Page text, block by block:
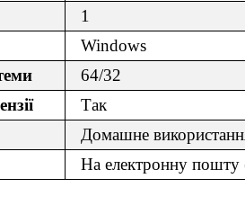
1
Windows
64/32
Так
Домашне
На електронну